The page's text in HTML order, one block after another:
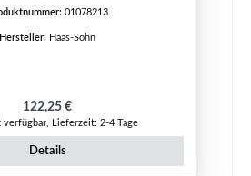
01078213
Hersteller: Haas-Sohn
Regulärer Preis:
122,25 €
verfügbar, Lieferzeit: 2-4 Tage
Details